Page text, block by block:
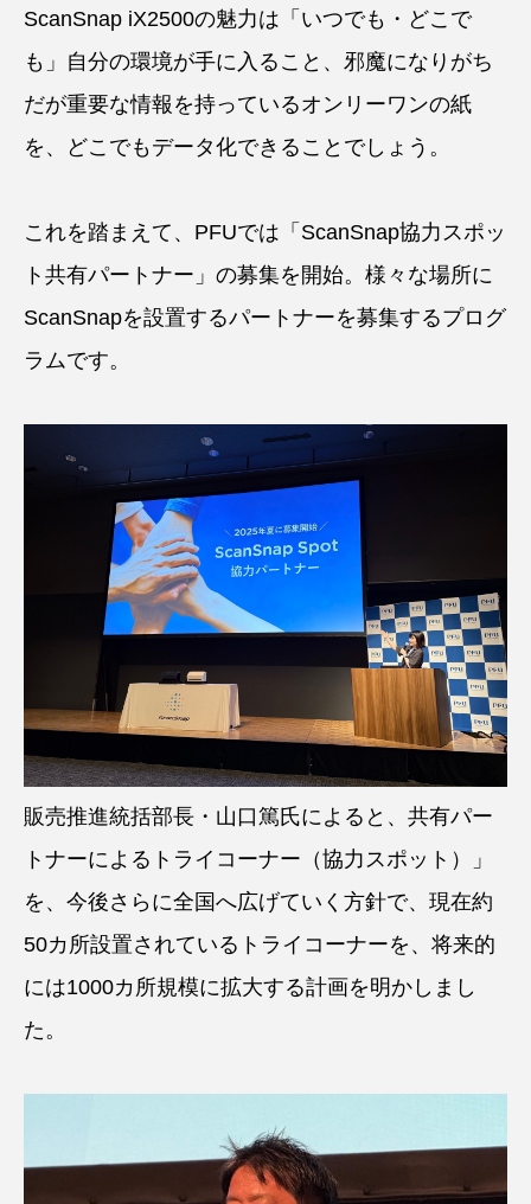
ScanSnap iX2500の魅力は「いつでも・どこで
も」自分の環境が手に入ること、邪魔になりがち
だが重要な情報を持っているオンリーワンの紙
を、どこでもデータ化できることでしょう。
これを踏まえて、PFUでは「ScanSnap協力スポッ
ト共有パートナー」の募集を開始。様々な場所に
ScanSnapを設置するパートナーを募集するプログ
ラムです。
販売推進統括部長・山口篤氏によると、共有パー
トナーによるトライコーナー（協力スポット）」
を、今後さらに全国へ広げていく方針で、現在約
50カ所設置されているトライコーナーを、将来的
には1000カ所規模に拡大する計画を明かしまし
た。